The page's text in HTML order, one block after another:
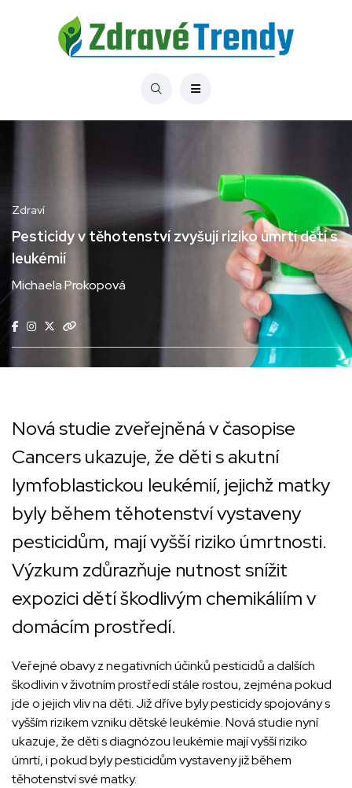
Zdraví
Pesticidy v těhotenství zvyšují riziko úmrtí dětí s
leukémií
Michaela Prokopová
Nová studie zveřejněná v časopise
Cancers ukazuje, že děti s akutní
lymfoblastickou leukémií, jejichž matky
byly během těhotenství vystaveny
pesticidům, mají vyšší riziko úmrtnosti.
Výzkum zdůrazňuje nutnost snížit
expozici dětí škodlivým chemikáliím v
domácím prostředí.
Veřejné obavy z negativních účinků pesticidů a dalších
škodlivin v životním prostředí stále rostou, zejména pokud
jde o jejich vliv na děti. Již dříve byly pesticidy spojovány s
vyšším rizikem vzniku dětské leukémie. Nová studie nyní
ukazuje, že děti s diagnózou leukémie mají vyšší riziko
úmrtí, i pokud byly pesticidům vystaveny již během
těhotenství své matky.